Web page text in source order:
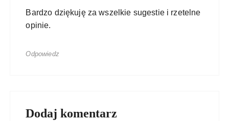
Bardzo dziękuję za wszelkie sugestie i rzetelne
opinie.
Odpowiedz
Dodaj komentarz